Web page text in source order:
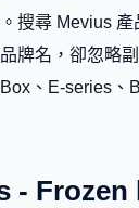
搜尋 Mevius
牌名，卻忽略
、E-series、
- Frozen